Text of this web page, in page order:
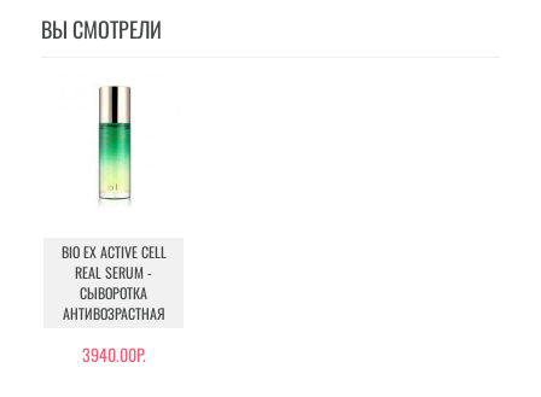
ВЫ СМОТРЕЛИ
BIO EX ACTIVE CELL
REAL SERUM -
СЫВОРОТКА
АНТИВОЗРАСТНАЯ
3940.00Р.